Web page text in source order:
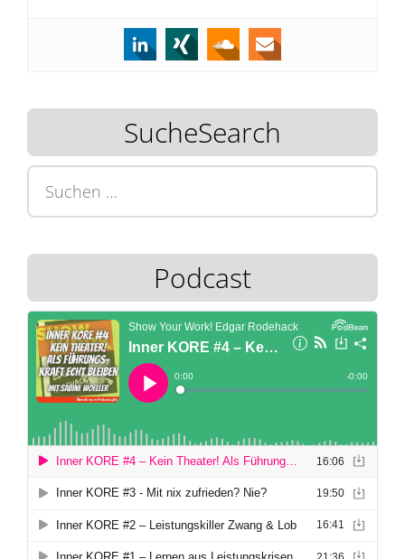
SucheSearch
nach:
Podcast